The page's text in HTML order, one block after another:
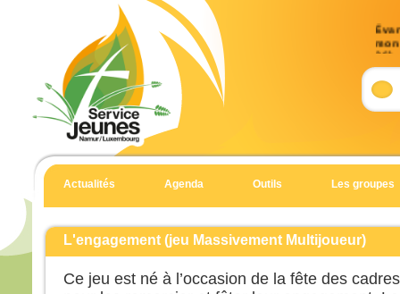
mon
26)
dit
il
En
Actualités Agenda Outils Les groupes
L'engagement (jeu Massivement Multijoueur)
Ce jeu est né à l’occasion de la fête des